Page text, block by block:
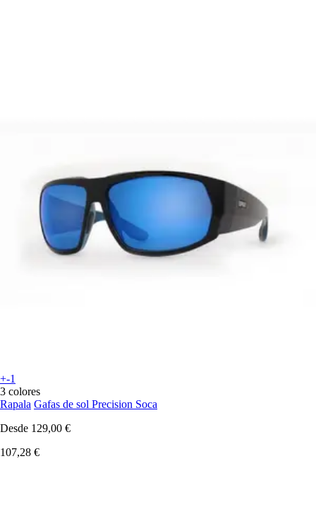
+-1
3 colores
Rapala Gafas de sol Precision Soca
Desde 129,00 €
107,28 €